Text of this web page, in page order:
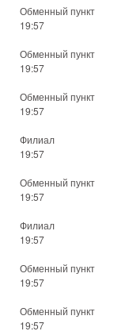
Обменный пункт
19:57
Обменный пункт
19:57
Обменный пункт
19:57
Филиал
19:57
Обменный пункт
19:57
Филиал
19:57
Обменный пункт
19:57
Обменный пункт
19:57